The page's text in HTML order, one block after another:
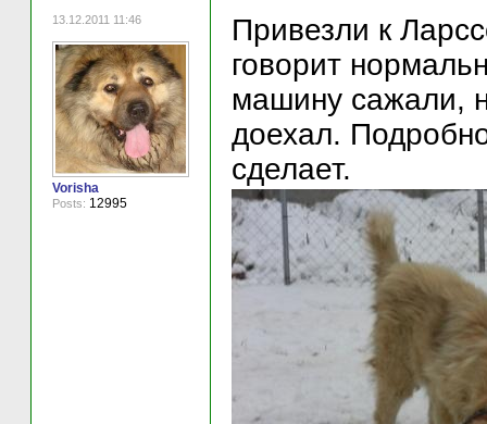
13.12.2011 11:46
Vorisha
Posts: 12995
Привезли к
говорит
машину сажали,
доехал.
сделает.